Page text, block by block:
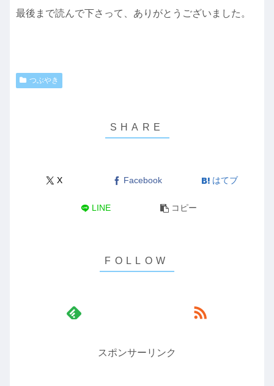
最後まで読んで下さって、ありがとうございました。
つぶやき
X Facebook はてブ
LINE コピー
スポンサーリンク